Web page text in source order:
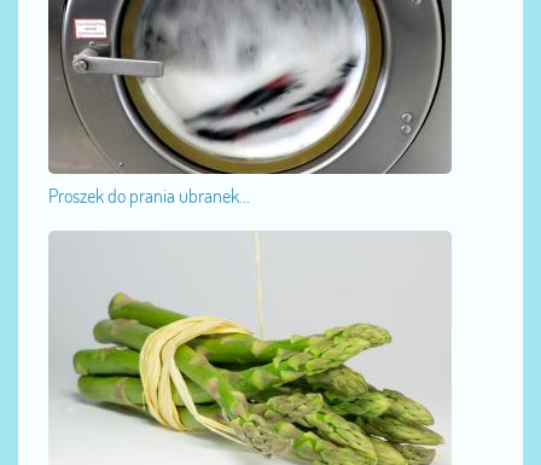
Proszek do prania ubranek...